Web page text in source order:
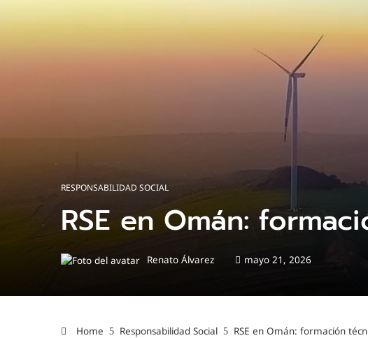
RESPONSABILIDAD SOCIAL
RSE en Omán:
Renato Álvarez mayo 21, 2026
Home Responsabilidad Social RSE en Omán: formación